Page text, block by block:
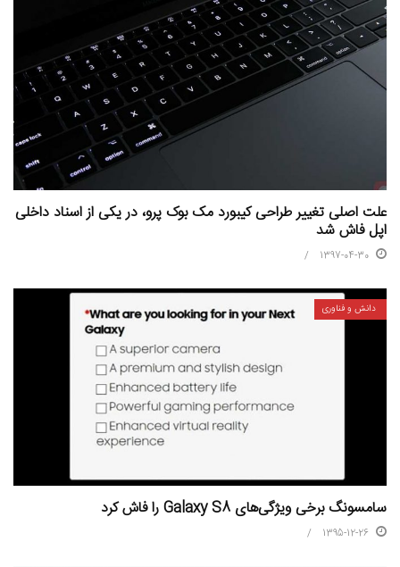
علت اصلی تغییر طراحی کیبورد مک بوک پرو، در یکی از اسناد داخلی
اپل فاش شد
1397-04-30
دانش و فناوری
سامسونگ برخی ویژگی‌های Galaxy S8 را فاش کرد
1395-12-26